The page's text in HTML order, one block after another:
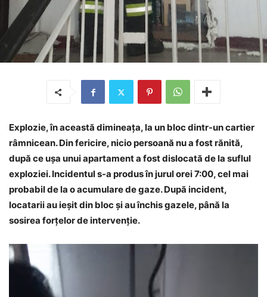
Explozie, în această dimineața, la un bloc dintr-un cartier
râmnicean. Din fericire, nicio persoană nu a fost rănită,
după ce ușa unui apartament a fost dislocată de la suflul
exploziei. Incidentul s-a produs în jurul orei 7:00, cel mai
probabil de la o acumulare de gaze. După incident,
locatarii au ieșit din bloc și au închis gazele, până la
sosirea forțelor de intervenție.